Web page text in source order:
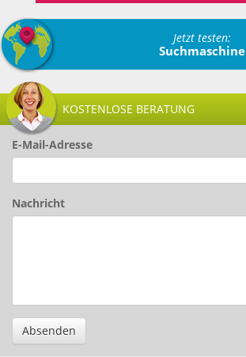
Jetzt testen:
Suchmaschine
KOSTENLOSE BERATUNG
E-Mail-Adresse
Nachricht
Absenden